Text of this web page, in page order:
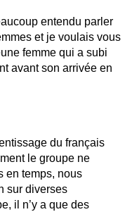
du français
le groupe ne
en temps, nous
sur diverses
il n’y a que des
entendu parler
et je voulais vous
femme qui a subi
avant son arrivée en